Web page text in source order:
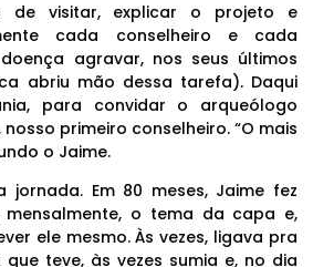
de visitar, explicar o projeto e
cada conselheiro e cada
agravar, nos seus últimos
abriu mão dessa tarefa). Daqui
para convidar o arqueólogo
primeiro conselheiro. “O mais
o Jaime.
jornada. Em 80 meses, Jaime fez
mensalmente, o tema da capa e,
ele mesmo. Às vezes, ligava pra
teve, às vezes sumia e, no dia